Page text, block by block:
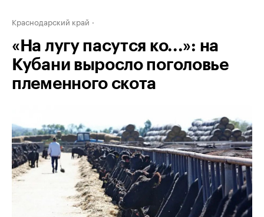
Краснодарский край
«На лугу пасутся ко...»: на
Кубани выросло поголовье
племенного скота